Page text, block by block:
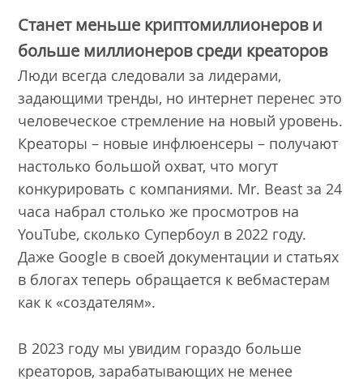
Станет меньше криптомиллионеров и
больше миллионеров среди креаторов
Люди всегда следовали за лидерами,
задающими тренды, но интернет перенес это
человеческое стремление на новый уровень.
Креаторы – новые инфлюенсеры – получают
настолько большой охват, что могут
конкурировать с компаниями. Mr. Beast за 24
часа набрал столько же просмотров на
YouTube, сколько Супербоул в 2022 году.
Даже Google в своей документации и статьях
в блогах теперь обращается к вебмастерам
как к «создателям».
В 2023 году мы увидим гораздо больше
креаторов, зарабатывающих не менее